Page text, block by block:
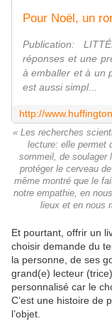
Publication:
réponses et une
à emballer et à un
est aussi simpl...
« Les recherches
lecture: elle permet
sommeil, de soulager
protéger le cerveau
même montré que le
notre empathie, en
lieux et en nous
Et pourtant, offrir un
choisir demande du
la personne, de ses
grand(e) lecteur
personnalisé car le
C’est une histoire de
l’objet.